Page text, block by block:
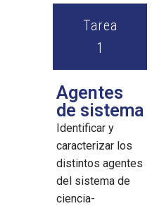
Tarea
1
Agentes
de sistema
Identificar y
caracterizar los
distintos agentes
del sistema de
ciencia-